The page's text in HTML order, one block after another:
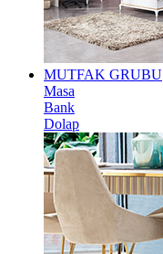
MUTFAK GRUBU
Masa
Bank
Dolap